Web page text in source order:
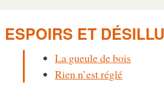
ESPOIRS ET
La gueule de bois
Rien n’est réglé